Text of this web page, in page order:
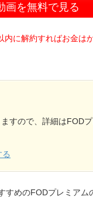
画を無料で見る
に解約すればお金は
すので、詳細はFOD
すめのFODプレミアム